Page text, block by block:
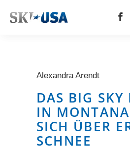
Alexandra Arendt
DAS BIG SKY
IN
SICH ÜBER
SCHNEE